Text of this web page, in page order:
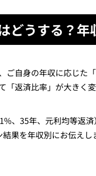
どうする？年
ご自身の年収に応じた
「返済比率」が大きく
、35年、元利均等返
果を年収別にお伝えし